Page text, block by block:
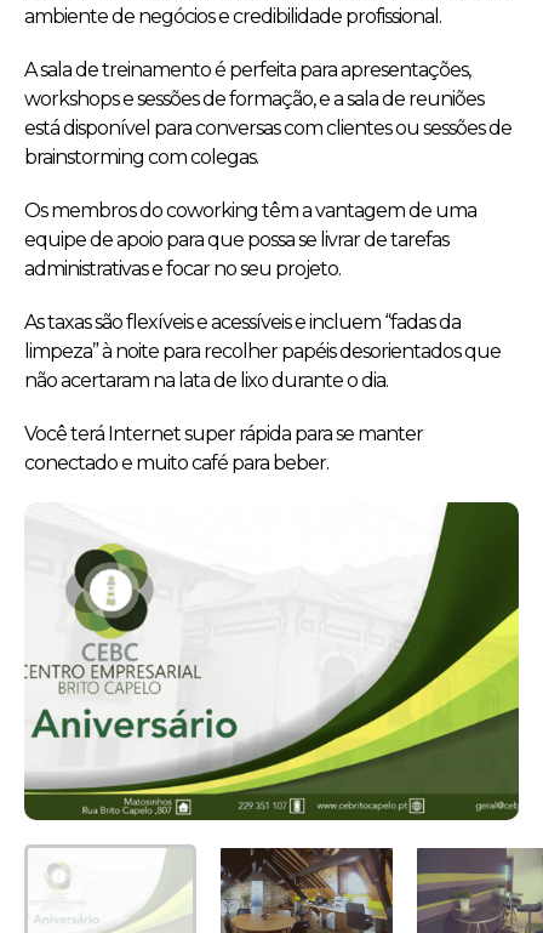
ambiente de negócios e credibilidade profissional.
A sala de treinamento é perfeita para apresentações,
workshops e sessões de formação, e a sala de reuniões
está disponível para conversas com clientes ou sessões de
brainstorming com colegas.
Os membros do coworking têm a vantagem de uma
equipe de apoio para que possa se livrar de tarefas
administrativas e focar no seu projeto.
As taxas são flexíveis e acessíveis e incluem “fadas da
limpeza” à noite para recolher papéis desorientados que
não acertaram na lata de lixo durante o dia.
Você terá Internet super rápida para se manter
conectado e muito café para beber.